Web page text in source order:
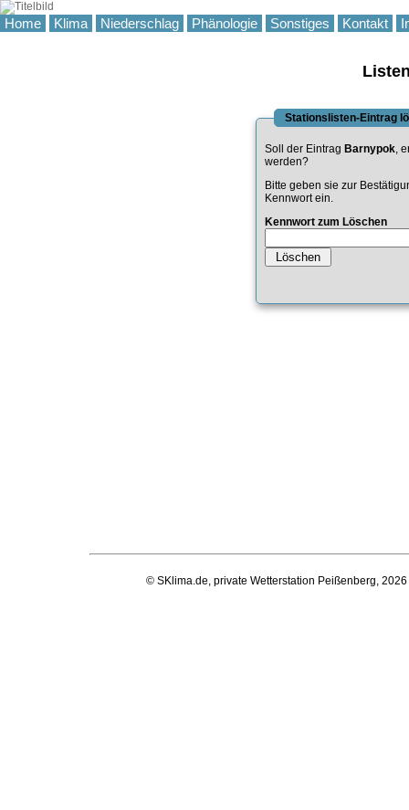
Home Klima Niederschlag Phänologie Sonstiges Kontakt
Stationslisten-Eintrag
Soll der Eintrag Barnypok,
werden?
Bitte geben sie zur
Kennwort ein.
Kennwort zum Löschen
© SKlima.de, private Wetterstation Peißenberg,